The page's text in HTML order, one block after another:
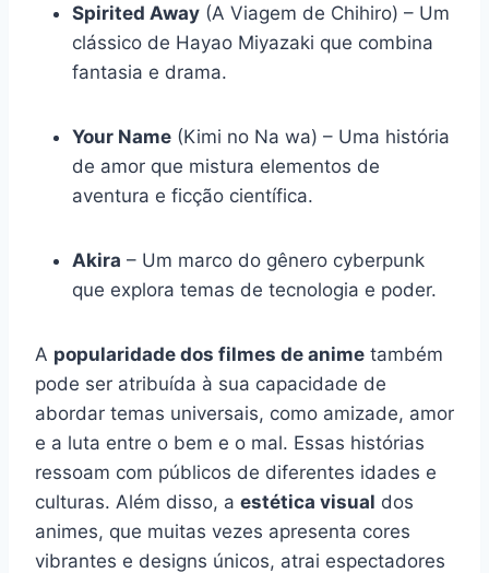
Spirited Away (A Viagem de Chihiro) – Um
clássico de Hayao Miyazaki que combina
fantasia e drama.
Your Name (Kimi no Na wa) – Uma história
de amor que mistura elementos de
aventura e ficção científica.
Akira – Um marco do gênero cyberpunk
que explora temas de tecnologia e poder.
A popularidade dos filmes de anime também
pode ser atribuída à sua capacidade de
abordar temas universais, como amizade, amor
e a luta entre o bem e o mal. Essas histórias
ressoam com públicos de diferentes idades e
culturas. Além disso, a estética visual dos
animes, que muitas vezes apresenta cores
vibrantes e designs únicos, atrai espectadores